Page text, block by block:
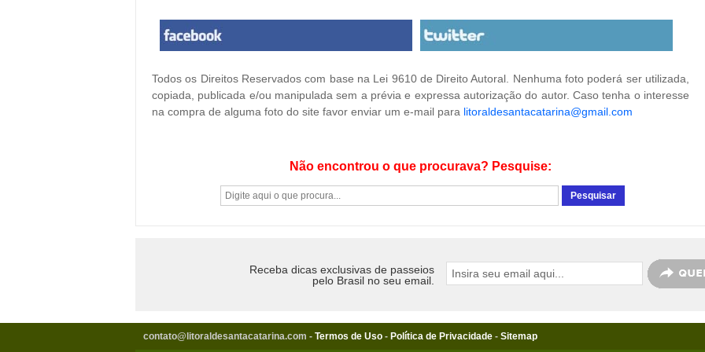
Todos os Direitos Reservados com base na Lei 9610 de Direito Autoral. Nenhuma foto poderá ser utilizada,
copiada, publicada e/ou manipulada sem a prévia e expressa autorização do autor. Caso tenha o interesse
na compra de alguma foto do site favor enviar um e-mail para litoraldesantacatarina@gmail.com
Não encontrou o que procurava? Pesquise:
Receba dicas exclusivas de passeios
pelo Brasil no seu email.
contato@litoraldesantacatarina.com - Termos de Uso - Política de Privacidade - Sitemap